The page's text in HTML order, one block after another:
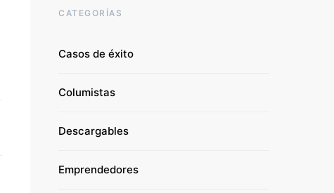
CATEGORÍAS
Casos de éxito
Columistas
Descargables
Emprendedores